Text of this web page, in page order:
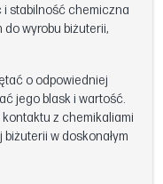
stabilność chemiczna
do wyrobu biżuterii,
o odpowiedniej
jego blask i wartość.
z chemikaliami
w doskonałym